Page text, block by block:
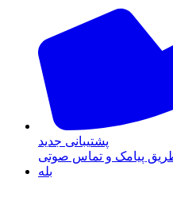
پشتیبانی جدید
طریق پیامک و تماس صوتی
بله